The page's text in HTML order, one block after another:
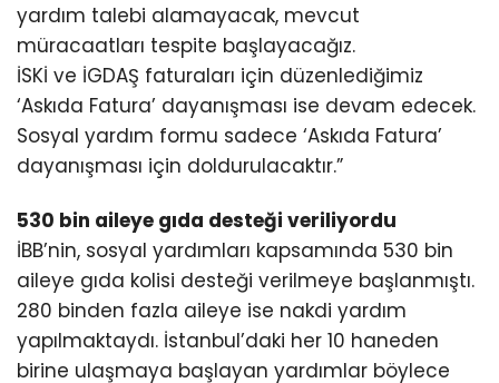
yardım talebi alamayacak, mevcut
müracaatları tespite başlayacağız.
İSKİ ve İGDAŞ faturaları için düzenlediğimiz
‘Askıda Fatura’ dayanışması ise devam edecek.
Sosyal yardım formu sadece ‘Askıda Fatura’
dayanışması için doldurulacaktır.”
530 bin aileye gıda desteği veriliyordu
İBB’nin, sosyal yardımları kapsamında 530 bin
aileye gıda kolisi desteği verilmeye başlanmıştı.
280 binden fazla aileye ise nakdi yardım
yapılmaktaydı. İstanbul’daki her 10 haneden
birine ulaşmaya başlayan yardımlar böylece